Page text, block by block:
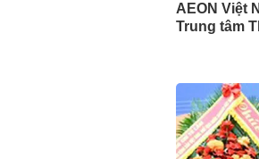
AEON Việt
Trung tâm